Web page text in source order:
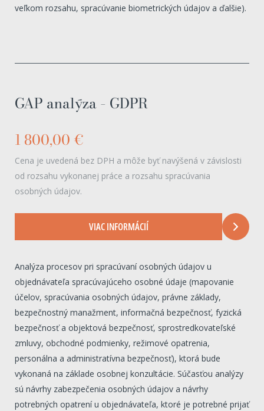
veľkom rozsahu, spracúvanie biometrických údajov a ďalšie).
GAP analýza – GDPR
1 800,00 €
Cena je uvedená bez DPH a môže byť navýšená v závislosti
od rozsahu vykonanej práce a rozsahu spracúvania
osobných údajov.
VIAC INFORMÁCIÍ
Analýza procesov pri spracúvaní osobných údajov u
objednávateľa spracúvajúceho osobné údaje (mapovanie
účelov, spracúvania osobných údajov, právne základy,
bezpečnostný manažment, informačná bezpečnosť, fyzická
bezpečnosť a objektová bezpečnosť, sprostredkovateľské
zmluvy, obchodné podmienky, režimové opatrenia,
personálna a administratívna bezpečnosť), ktorá bude
vykonaná na základe osobnej konzultácie. Súčasťou analýzy
sú návrhy zabezpečenia osobných údajov a návrhy
potrebných opatrení u objednávateľa, ktoré je potrebné prijať